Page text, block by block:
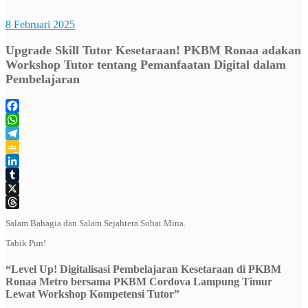
8 Februari 2025
Upgrade Skill Tutor Kesetaraan! PKBM Ronaa adakan
Workshop Tutor tentang Pemanfaatan Digital dalam
Pembelajaran
Facebook
WhatsApp
Telegram
Google
Classroom
LinkedIn
Tumblr
X
Salam Bahagia dan Salam Sejahtera Sobat Mina.
Tabik Pun!
“Level Up! Digitalisasi Pembelajaran Kesetaraan di PKBM
Ronaa Metro bersama PKBM Cordova Lampung Timur
Lewat Workshop Kompetensi Tutor”